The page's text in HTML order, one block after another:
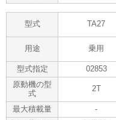
型式 TA27
用途 乗用
型式指定 02853
原動機の型
式
2T
最大積載量 -